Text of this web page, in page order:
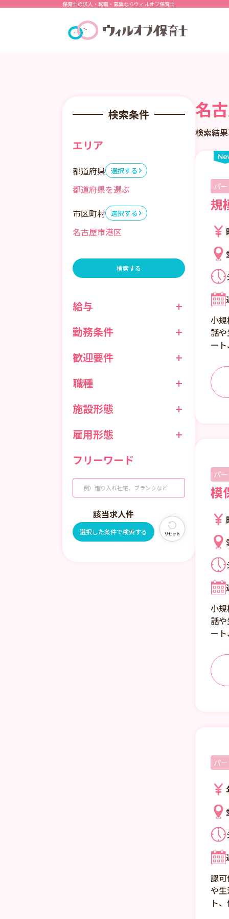
保育士の求人・転職・募集ならウィルオブ保育士
検索条件
エリア
都道府県 選択する
市区町村 選択する
名古屋市港区
検索する
給与
勤務条件
歓迎要件
職種
施設形態
雇用形態
フリーワード
該当求人件
選択した条件で検索する リセット
名
検索結果
パ
規
小
話
ー
パ
模
小
話
ー
パ
認
や
ト